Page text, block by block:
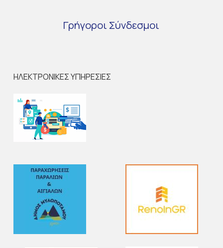
Γρήγοροι Σύνδεσμοι
ΗΛΕΚΤΡΟΝΙΚΕΣ ΥΠΗΡΕΣΙΕΣ